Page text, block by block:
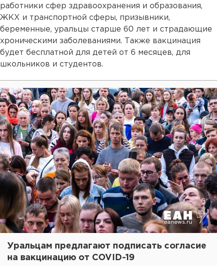
работники сфер здравоохранения и образования,
ЖКХ и транспортной сферы, призывники,
беременные, уральцы старше 60 лет и страдающие
хроническими заболеваниями. Также вакцинация
будет бесплатной для детей от 6 месяцев, для
школьников и студентов.
Уральцам предлагают подписать согласие
на вакцинацию от COVID-19